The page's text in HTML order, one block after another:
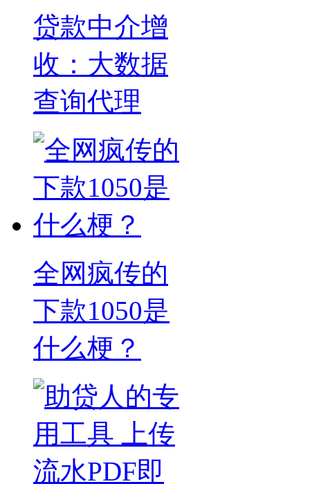
贷款中介增
收：大数据
查询代理
全网疯传的
下款1050是
什么梗？